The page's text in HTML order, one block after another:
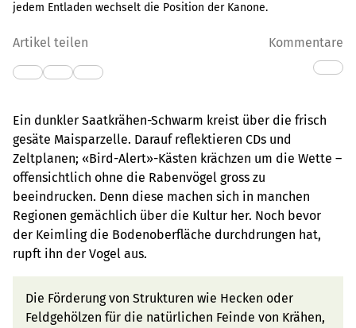
jedem Entladen wechselt die Position der Kanone.
Artikel teilen Kommentare
Ein dunkler Saatkrähen-Schwarm kreist über die frisch
gesäte Maisparzelle. Darauf reflektieren CDs und
Zeltplanen; «Bird-Alert»-Kästen krächzen um die Wette –
offensichtlich ohne die Rabenvögel gross zu
beeindrucken. Denn diese machen sich in manchen
Regionen gemächlich über die Kultur her. Noch bevor
der Keimling die Bodenoberfläche durchdrungen hat,
rupft ihn der Vogel aus.
Die Förderung von Strukturen wie Hecken oder
Feldgehölzen für die natürlichen Feinde von Krähen,